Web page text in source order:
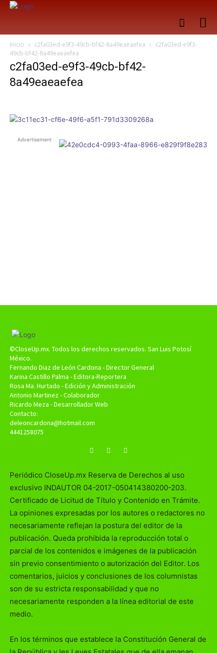
Inicio c2fa03ed-e9f3-49cb-bf42-8a49eaeaefea
c2fa03ed-e9f3-
49cb-bf42-8a49eaeaefea
c2fa03ed-e9f3-49cb-bf42-
8a49eaeaefea
Advertisement
©CloseUp.mx. Todos los derechos reservados. San Luis Potosí
México.
Fernando Diaz de León Cardona - Director General
Karina Castillo Palma - Editora-Reportera
Rosa Ma. Hurtado - Edición y Administración
Antonio Martinez - Colaborador
Ricardo Meza - Desarrollador Web
Contacto:
deleoncardona@hotmail.com
4441258075
Periódico CloseUp.mx Reserva de Derechos al uso
exclusivo INDAUTOR 04-2017-050414380200-203.
Certificado de Licitud de Título y Contenido en Trámite.
La opiniones expresadas por los autores o redactores no
necesariamente reflejan la postura del editor de la
publicación. Queda prohibida la reproducción total o
parcial de los contenidos e imágenes de la publicación
sin previo consentimiento o autorización del Editor. Los
comentarios, juicios y conclusiones de los columnistas
son de su estricta responsabilidad y que no
necesariamente responden a la línea editorial de este
medio.
En los términos que establece la Constitución General de